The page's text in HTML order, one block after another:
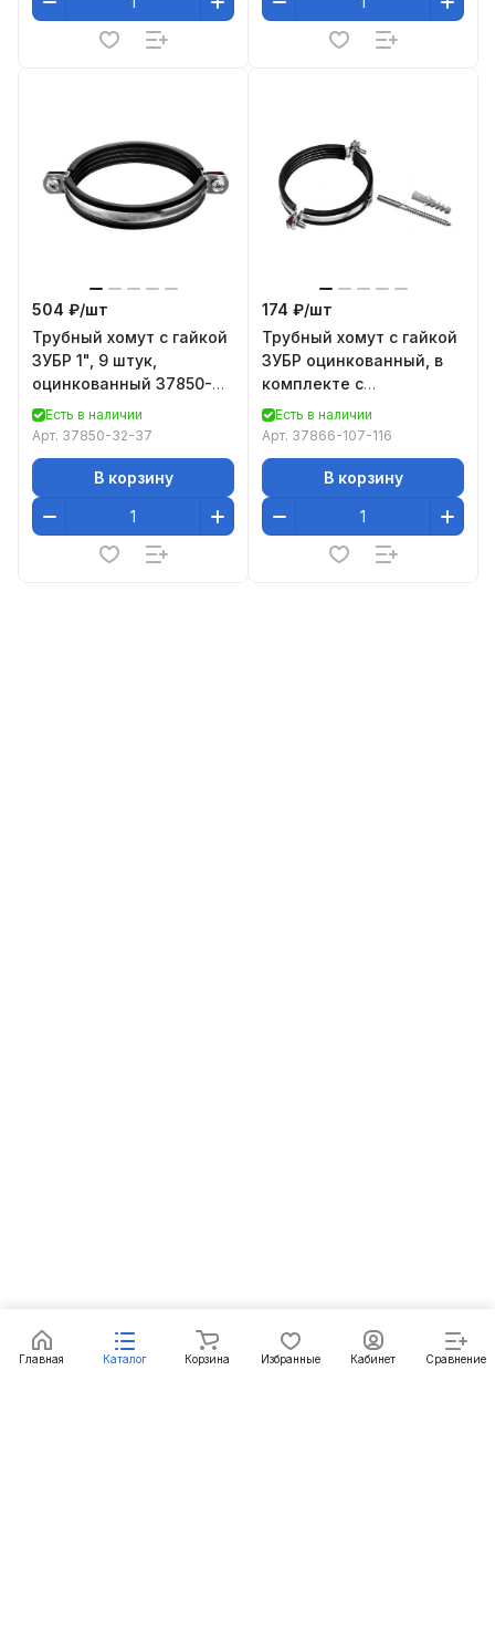
504 ₽/шт
Трубный хомут с гайкой
ЗУБР 1", 9 штук,
оцинкованный 37850-
32-37
Есть в наличии
Арт. 37850-32-37
В корзину
174 ₽/шт
Трубный хомут с гайкой
ЗУБР оцинкованный, в
комплекте с
сантехнической
шпилькой и дюбелем
Есть в наличии
Арт. 37866-107-116
В корзину
Главная Каталог Корзина Избранные Кабинет Сравнение